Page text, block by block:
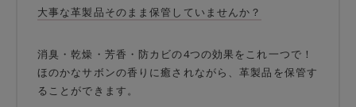
大事な革製品そのまま保管していませんか？
消臭・乾燥・芳香・防カビの4つの効果をこれ一つで！
ほのかなサボンの香りに癒されながら、革製品を保管す
ることができます。